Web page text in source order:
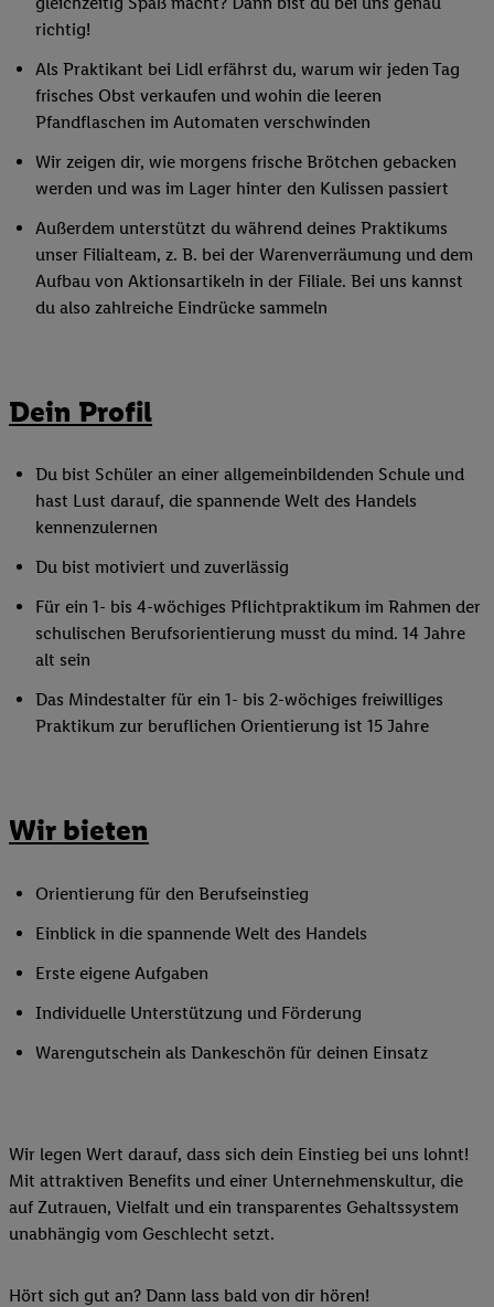
richtig!
Als Praktikant bei Lidl erfährst du, warum wir jeden Tag
frisches Obst verkaufen und wohin die leeren
Pfandflaschen im Automaten verschwinden
Wir zeigen dir, wie morgens frische Brötchen gebacken
werden und was im Lager hinter den Kulissen passiert
Außerdem unterstützt du während deines Praktikums
unser Filialteam, z. B. bei der Warenverräumung und dem
Aufbau von Aktionsartikeln in der Filiale. Bei uns kannst
du also zahlreiche Eindrücke sammeln
Dein Profil
Du bist Schüler an einer allgemeinbildenden Schule und
hast Lust darauf, die spannende Welt des Handels
kennenzulernen
Du bist motiviert und zuverlässig
Für ein 1- bis 4-wöchiges Pflichtpraktikum im Rahmen der
schulischen Berufsorientierung musst du mind. 14 Jahre
alt sein
Das Mindestalter für ein 1- bis 2-wöchiges freiwilliges
Praktikum zur beruflichen Orientierung ist 15 Jahre
Wir bieten
Orientierung für den Berufseinstieg
Einblick in die spannende Welt des Handels
Erste eigene Aufgaben
Individuelle Unterstützung und Förderung
Warengutschein als Dankeschön für deinen Einsatz
Wir legen Wert darauf, dass sich dein Einstieg bei uns lohnt!
Mit attraktiven Benefits und einer Unternehmenskultur, die
auf Zutrauen, Vielfalt und ein transparentes Gehaltssystem
unabhängig vom Geschlecht setzt.
Hört sich gut an? Dann lass bald von dir hören!